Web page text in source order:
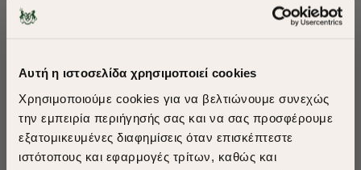
Αυτή η ιστοσελίδα χρησιμοποιεί cookies
Χρησιμοποιούμε cookies για να βελτιώνουμε συνεχώς
την εμπειρία περιήγησής σας και να σας προσφέρουμε
εξατομικευμένες διαφημίσεις όταν επισκέπτεστε
ιστότοπους και εφαρμογές τρίτων, καθώς και
-40%
€55,00 €33,00 €30,00 €18,00
​